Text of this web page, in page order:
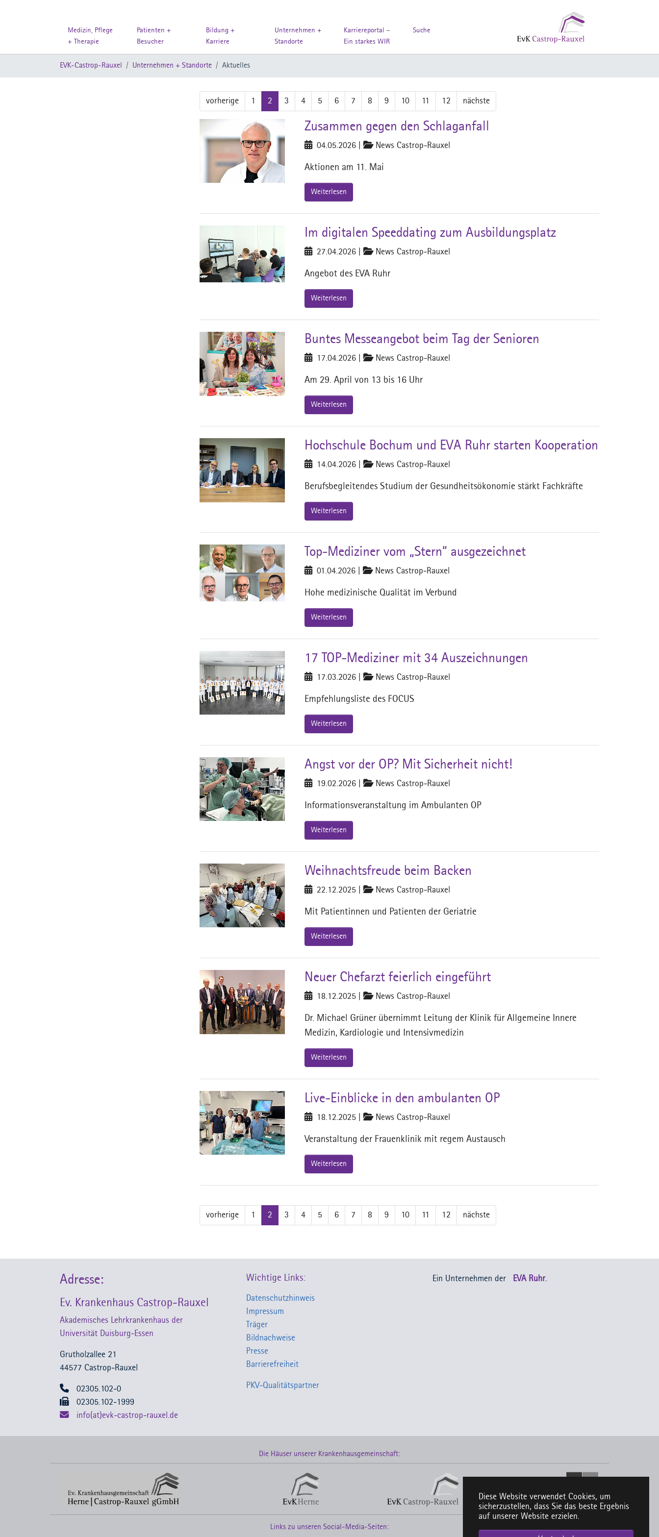
Diese Website verwendet Cookies, um
sicherzustellen, dass Sie das beste Ergebnis
auf unserer Website erzielen.
Medizin, Pflege
+ Therapie
Patienten +
Besucher
Bildung +
Karriere
Unternehmen +
Standorte
Karriereportal –
Ein starkes WIR
Suche
EVK-Castrop-Rauxel Unternehmen + Standorte Aktuelles
vorherige 1 2 3 4 5 6 7 8 9 10 11 12 nächste
Zusammen gegen den Schlaganfall
04.05.2026 News Castrop-Rauxel
Aktionen am 11. Mai
Weiterlesen
Im digitalen Speeddating zum Ausbildungsplatz
27.04.2026 News Castrop-Rauxel
Angebot des EVA Ruhr
Weiterlesen
Buntes Messeangebot beim Tag der Senioren
17.04.2026 News Castrop-Rauxel
Am 29. April von 13 bis 16 Uhr
Weiterlesen
Hochschule Bochum und EVA Ruhr starten Kooperation
14.04.2026 News Castrop-Rauxel
Berufsbegleitendes Studium der Gesundheitsökonomie stärkt Fachkräfte
Weiterlesen
Top-Mediziner vom „Stern“ ausgezeichnet
01.04.2026 News Castrop-Rauxel
Hohe medizinische Qualität im Verbund
Weiterlesen
17 TOP-Mediziner mit 34 Auszeichnungen
17.03.2026 News Castrop-Rauxel
Empfehlungsliste des FOCUS
Weiterlesen
Angst vor der OP? Mit Sicherheit nicht!
19.02.2026 News Castrop-Rauxel
Informationsveranstaltung im Ambulanten OP
Weiterlesen
Weihnachtsfreude beim Backen
22.12.2025 News Castrop-Rauxel
Mit Patientinnen und Patienten der Geriatrie
Weiterlesen
Neuer Chefarzt feierlich eingeführt
18.12.2025 News Castrop-Rauxel
Dr. Michael Grüner übernimmt Leitung der Klinik für Allgemeine Innere
Medizin, Kardiologie und Intensivmedizin
Weiterlesen
Live-Einblicke in den ambulanten OP
18.12.2025 News Castrop-Rauxel
Veranstaltung der Frauenklinik mit regem Austausch
Weiterlesen
vorherige 1 2 3 4 5 6 7 8 9 10 11 12 nächste
Adresse:
Ev. Krankenhaus Castrop-Rauxel
Akademisches Lehrkrankenhaus der
Universität Duisburg-Essen
Grutholzallee 21
44577 Castrop-Rauxel
02305.102-0
02305.102-1999
info(at)evk-castrop-rauxel.de
Wichtige Links:
Datenschutzhinweis
Impressum
Träger
Bildnachweise
Presse
Barrierefreiheit
PKV-Qualitätspartner
Ein Unternehmen der EVA Ruhr.
Die Häuser unserer Krankenhausgemeinschaft:
Links zu unseren Social-Media-Seiten: